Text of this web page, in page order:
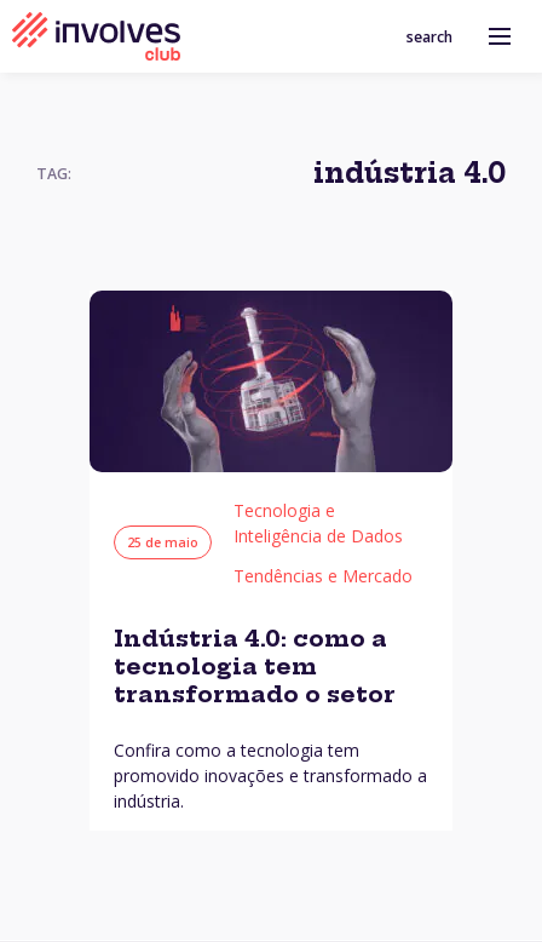
search
TAG: indústria 4.0
25 de maio
Tecnologia e
Inteligência de Dados
Tendências e Mercado
Indústria 4.0: como a
tecnologia tem
transformado o setor
Confira como a tecnologia tem
promovido inovações e transformado a
indústria.